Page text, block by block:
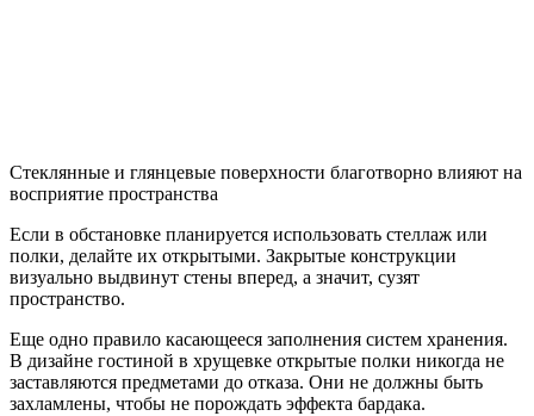
Стеклянные и глянцевые поверхности благотворно влияют на
восприятие пространства
Если в обстановке планируется использовать стеллаж или
полки, делайте их открытыми. Закрытые конструкции
визуально выдвинут стены вперед, а значит, сузят
пространство.
Еще одно правило касающееся заполнения систем хранения.
В дизайне гостиной в хрущевке открытые полки никогда не
заставляются предметами до отказа. Они не должны быть
захламлены, чтобы не порождать эффекта бардака.